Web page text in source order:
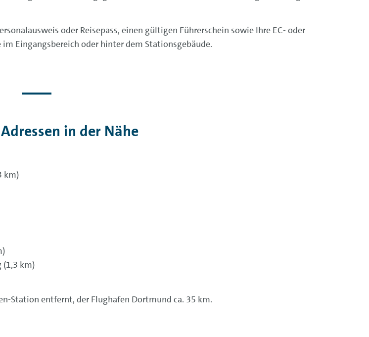
oder Reisepass, einen gültigen Führerschein sowie Ihre EC- oder
Eingangsbereich oder hinter dem Stationsgebäude.
in der Nähe
km)
(1,3 km)
Station entfernt, der Flughafen Dortmund ca. 35 km.